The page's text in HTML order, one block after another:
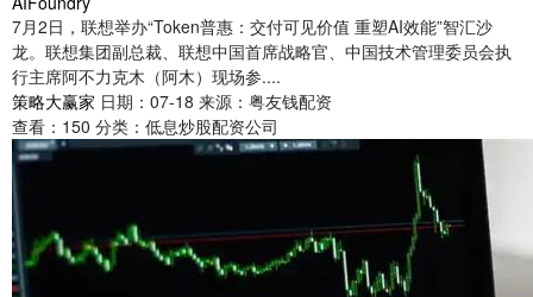
7月2日，联想举办“Token普惠：交付可见价值 重塑AI效能”智汇沙
龙。联想集团副总裁、联想中国首席战略官、中国技术管理委员会执
行主席阿不力克木（阿木）现场参....
策略大赢家 日期：07-18 来源：粤友钱配资
查看： 150 分类： 低息炒股配资公司